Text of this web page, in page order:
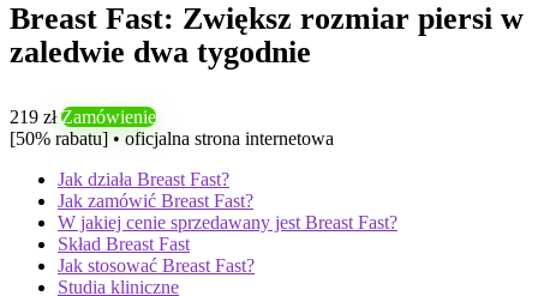
Breast Fast: Zwiększ rozmiar piersi w
zaledwie dwa tygodnie
219 zł Zamówienie
[50% rabatu] • oficjalna strona internetowa
Jak działa Breast Fast?
Jak zamówić Breast Fast?
W jakiej cenie sprzedawany jest Breast Fast?
Skład Breast Fast
Jak stosować Breast Fast?
Studia kliniczne